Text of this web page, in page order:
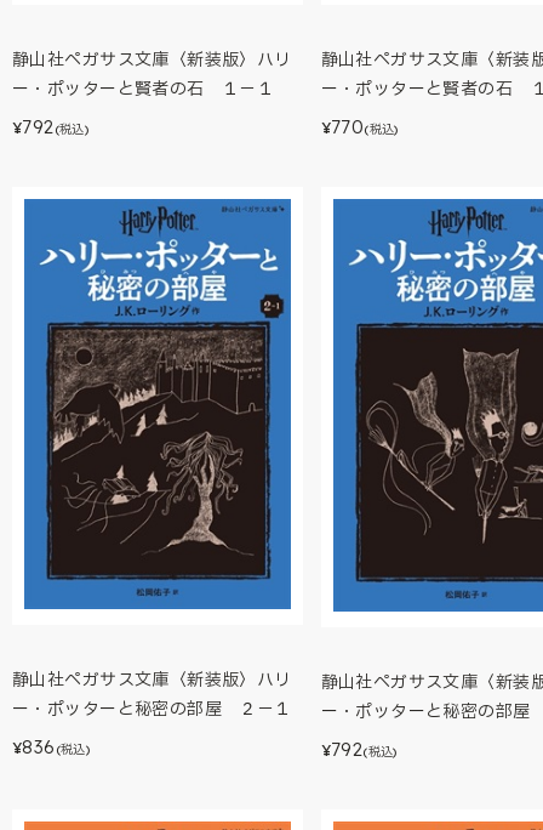
静山社ペガサス文庫〈新装版〉ハリ
ー・ポッターと賢者の石 １－１
¥792(税込)
静山社ペガサス文庫〈新装
ー・ポッターと賢者の石
¥770(税込)
静山社ペガサス文庫〈新装版〉ハリ
ー・ポッターと秘密の部屋 ２－１
¥836 (税込)
静山社ペガサス文庫〈新装
ー・ポッターと秘密の部
¥792(税込)